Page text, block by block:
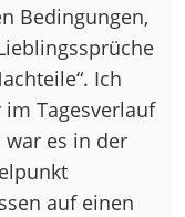
Bedingungen,
Ich
Tagesverlauf
es in der
auf einen